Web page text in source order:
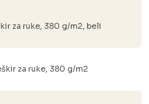
za ruke, 380 g/m2, beli
za ruke, 380 g/m2